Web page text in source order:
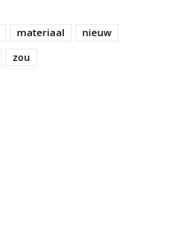
materiaal
nieuw
zou